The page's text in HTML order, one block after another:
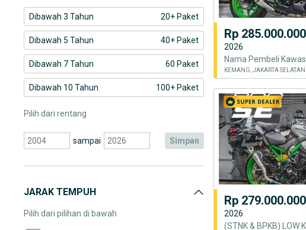
Dibawah 3 Tahun 20+ Paket
Dibawah 5 Tahun 40+ Paket
Dibawah 7 Tahun 60 Paket
Dibawah 10 Tahun 100+ Paket
Pilih dari rentang
sampai simpan
JARAK TEMPUH
Pilih dari pilihan di bawah
Rp 285.000.000
2026
KEMANG, JAKARTA SELATAN
Rp 279.000.000
2026